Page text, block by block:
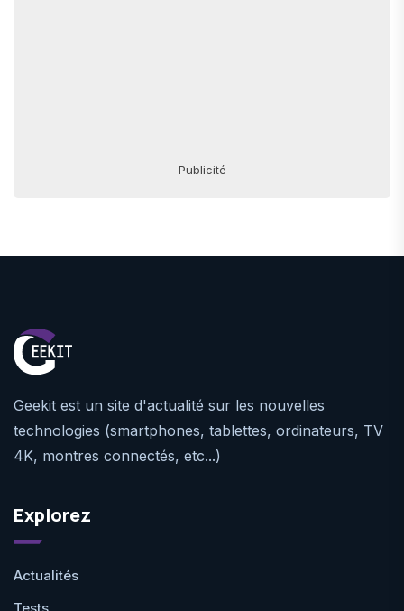
Publicité
Geekit est un site d'actualité sur les nouvelles
technologies (smartphones, tablettes, ordinateurs, TV
4K, montres connectés, etc...)
Explorez
Actualités
Tests